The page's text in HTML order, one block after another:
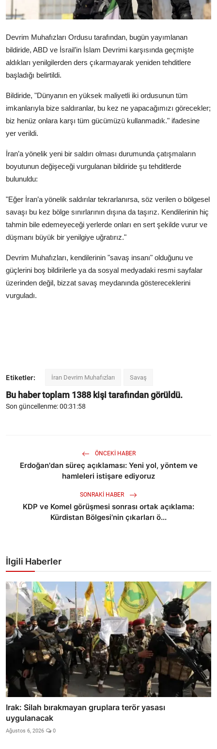
Devrim Muhafızları Ordusu tarafından, bugün yayımlanan
bildiride, ABD ve İsrail’in İslam Devrimi karşısında geçmişte
aldıkları yenilgilerden ders çıkarmayarak yeniden tehditlere
başladığı belirtildi.
Bildiride, "Dünyanın en yüksek maliyetli iki ordusunun tüm
imkanlarıyla bize saldıranlar, bu kez ne yapacağımızı görecekler;
biz henüz onlara karşı tüm gücümüzü kullanmadık." ifadesine
yer verildi.
İran’a yönelik yeni bir saldırı olması durumunda çatışmaların
boyutunun değişeceği vurgulanan bildiride şu tehditlerde
bulunuldu:
"Eğer İran’a yönelik saldırılar tekrarlanırsa, söz verilen o bölgesel
savaşı bu kez bölge sınırlarının dışına da taşırız. Kendilerinin hiç
tahmin bile edemeyeceği yerlerde onları en sert şekilde vurur ve
düşmanı büyük bir yenilgiye uğratırız."
Devrim Muhafızları, kendilerinin "savaş insanı" olduğunu ve
güçlerini boş bildirilerle ya da sosyal medyadaki resmi sayfalar
üzerinden değil, bizzat savaş meydanında göstereceklerini
vurguladı.
Etiketler: İran Devrim Muhafızları Savaş
Bu haber toplam 1388 kişi tarafından görüldü.
Son güncellenme: 00:31:58
ÖNCEKI HABER
Erdoğan'dan süreç açıklaması: Yeni yol, yöntem ve
hamleleri istişare ediyoruz
SONRAKI HABER
KDP ve Komel görüşmesi sonrası ortak açıklama:
Kürdistan Bölgesi’nin çıkarları ö...
İlgili Haberler
Irak: Silah bırakmayan gruplara terör yasası
uygulanacak
Ağustos 6, 2026 0